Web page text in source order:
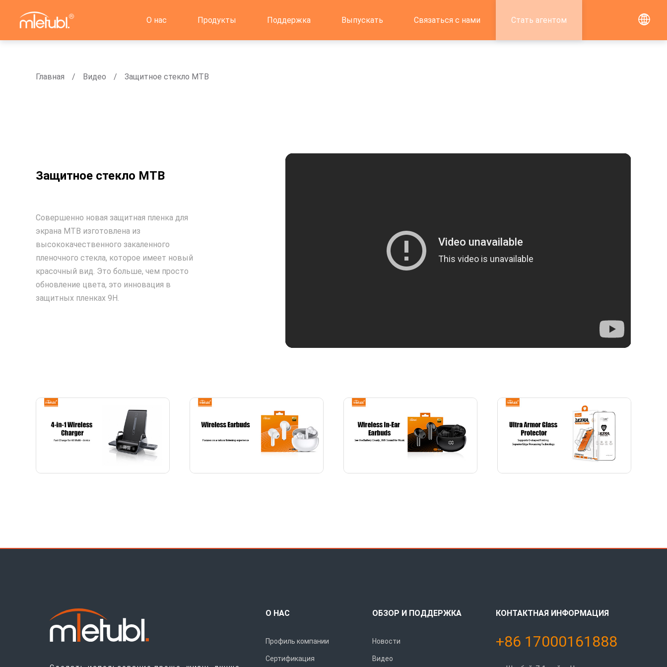
О нас Продукты Поддержка Выпускать Связаться с нами Стать агентом
Главная Видео Защитное стекло MTB
Защитное стекло MTB
Совершенно новая защитная пленка для
экрана MTB изготовлена из
высококачественного закаленного
пленочного стекла, которое имеет новый
красочный вид. Это больше, чем просто
обновление цвета, это инновация в
защитных пленках 9H.
О НАС
Профиль компании
Сертификация
ОБЗОР И ПОДДЕРЖКА
Новости
Видео
КОНТАКТНАЯ ИНФОРМАЦИЯ
+86 17000161888